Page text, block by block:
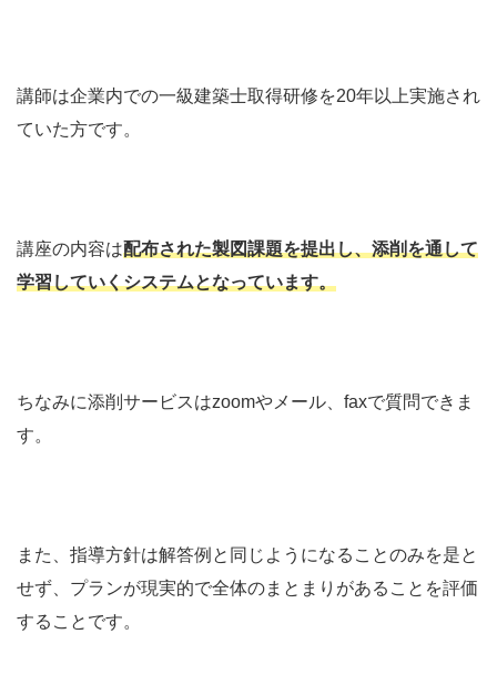
講師は企業内での一級建築士取得研修を20年以上実施され
ていた方です。
講座の内容は配布された製図課題を提出し、添削を通して
学習していくシステムとなっています。
ちなみに添削サービスはzoomやメール、faxで質問できま
す。
また、指導方針は解答例と同じようになることのみを是と
せず、プランが現実的で全体のまとまりがあることを評価
することです。